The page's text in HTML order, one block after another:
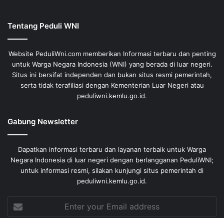
Tentang Peduli WNI
Website PeduliWni.com memberikan Informasi terbaru dan penting
untuk Warga Negara Indonesia (WNI) yang berada di luar negeri.
Situs ini bersifat independen dan bukan situs resmi pemerintah,
serta tidak terafiliasi dengan Kementerian Luar Negeri atau
peduliwni.kemlu.go.id.
Gabung Newsletter
Dapatkan informasi terbaru dan layanan terbaik untuk Warga
Negara Indonesia di luar negeri dengan berlangganan PeduliWNI;
untuk informasi resmi, silakan kunjungi situs pemerintah di
peduliwni.kemlu.go.id.
your